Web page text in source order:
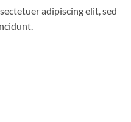
adipiscing elit, sed